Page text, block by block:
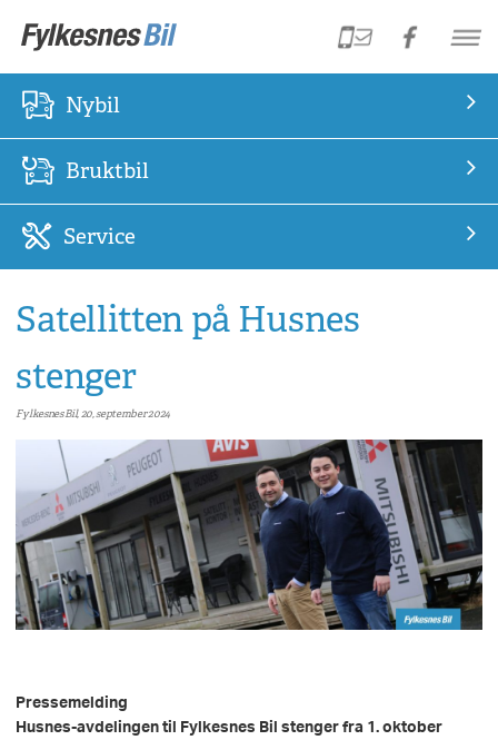
Nybil
Bruktbil
Service
Satellitten på Husnes
stenger
Fylkesnes Bil, 20, september 2024
Pressemelding
Husnes-avdelingen til Fylkesnes Bil stenger fra 1. oktober